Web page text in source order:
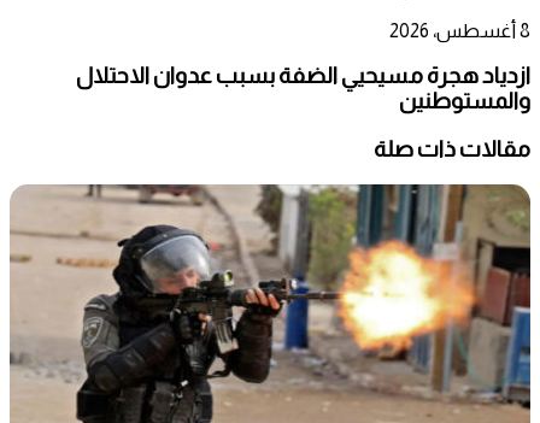
8 أغسطس، 2026
ازدياد هجرة مسيحيي الضفة بسبب عدوان الاحتلال
والمستوطنين
مقالات ذات صلة